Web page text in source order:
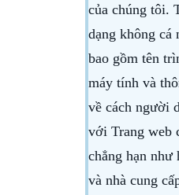
của chúng tôi.
dạng không cá
bao gồm tên
máy tính và
về cách người
với Trang web
chẳng hạn như
và nhà cung